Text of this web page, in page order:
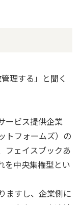
理する」と聞く
ービス提供企業
トフォームズ）の
フェイスブックあ
を中央集権型とい
ますし、企業側に